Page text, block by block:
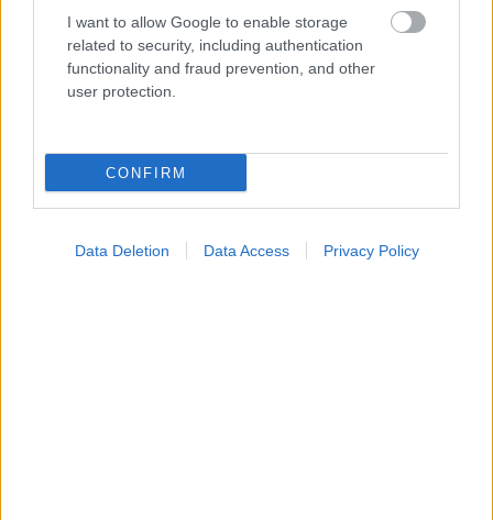
I want to allow Google to enable storage
related to security, including authentication
functionality and fraud prevention, and other
user protection.
CONFIRM
Data Deletion Data Access Privacy Policy